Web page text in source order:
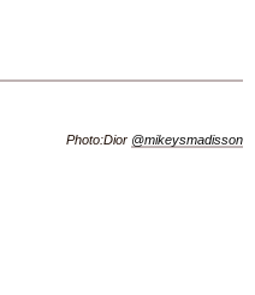
Photo:Dior @mikeysmadisson